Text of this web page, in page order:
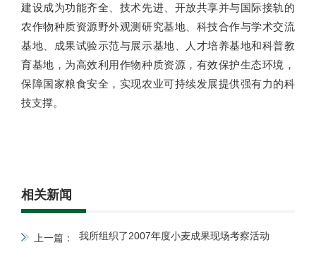
建设成为功能齐全、技术先进、开放共享并与国际接轨的
农作物种质资源野外观测研究基地、科技合作与学术交流
基地、成果试验示范与展示基地、人才培养基地和科普教
育基地，为高效利用作物种质资源，有效保护生态环境，
保障国家粮食安全，实现农业可持续发展提供强有力的科
技支撑。
相关新闻
上一篇： 我所组织了2007年度小麦成果现场考察活动